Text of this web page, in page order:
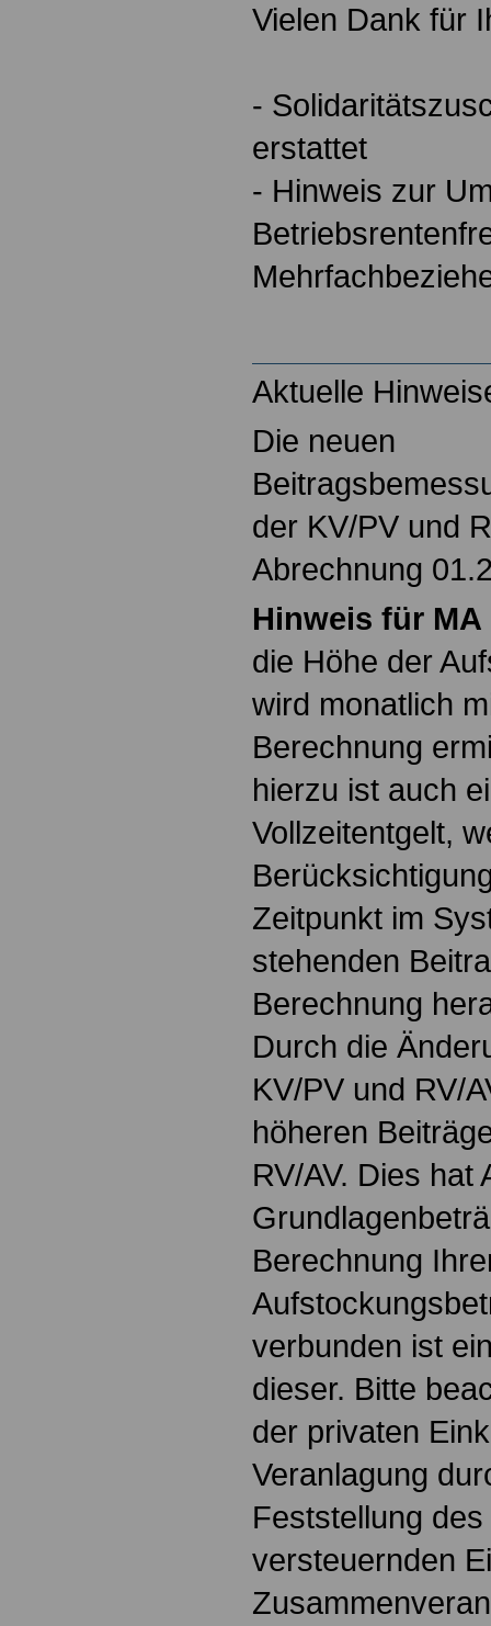
Vielen Dank für
-
erstattet
- Hinweis zur
Aktuelle
Die neuen
der KV/PV und
Abrechnung
Hinweis für MA
die Höhe der
wird monatlich
Berechnung
hierzu ist auch
Vollzeitentgelt,
Zeitpunkt im
stehenden
Berechnung
Durch die
KV/PV und RV/
höheren
RV/AV. Dies hat
Berechnung
verbunden ist
dieser. Bitte
der privaten
Veranlagung
Feststellung des
versteuernden